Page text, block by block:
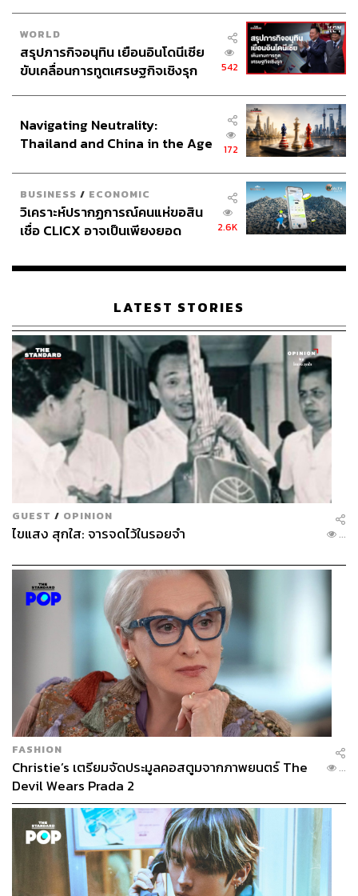
WORLD
สรุปภารกิจอนุทิน เยือนอินโดนีเซีย
ขับเคลื่อนการทูตเศรษฐกิจเชิงรุก
542
Navigating Neutrality:
Thailand and China in the Age
172
BUSINESS / ECONOMIC
วิเคราะห์ปรากฏการณ์คนแห่ขอสิน
เชื่อ CLICX อาจเป็นเพียงยอด
เรือนไทยที่ถูกซุกไว้
2.6K
LATEST STORIES
GUEST / OPINION
ไขแสง สุกใส: จารจดไว้ในรอยจำ ...
FASHION
Christie’s เตรียมจัดประมูลคอสตูมจากภาพยนตร์ The
Devil Wears Prada 2
...